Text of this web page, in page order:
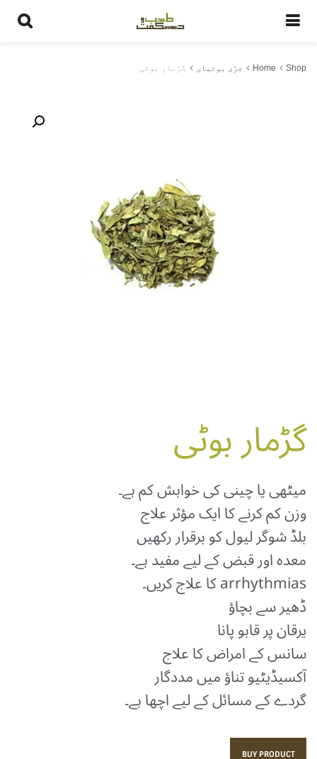
Home Shop جڑی بوٹیاں گڑمار بوٹی
گڑمار بوٹی
میٹھی یا چینی کی خواہش کم ہے۔
وزن کم کرنے کا ایک مؤثر علاج
بلڈ شوگر لیول کو برقرار رکھیں
معدہ اور قبض کے لیے مفید ہے۔
arrhythmias کا علاج کریں۔
ڈھیر سے بچاؤ
یرقان پر قابو پانا
سانس کے امراض کا علاج
آکسیڈیٹیو تناؤ میں مددگار
گردے کے مسائل کے لیے اچھا ہے۔
BUY PRODUCT